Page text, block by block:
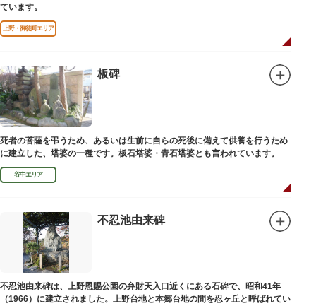
ています。
上野・御徒町エリア
板碑
死者の菩薩を弔うため、あるいは生前に自らの死後に備えて供養を行うため
に建立した、塔婆の一種です。板石塔婆・青石塔婆とも言われています。
谷中エリア
不忍池由来碑
不忍池由来碑は、上野恩賜公園の弁財天入口近くにある石碑で、昭和41年
（1966）に建立されました。上野台地と本郷台地の間を忍ヶ丘と呼ばれてい